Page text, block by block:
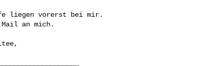
liegen vorerst bei mir.
an mich.